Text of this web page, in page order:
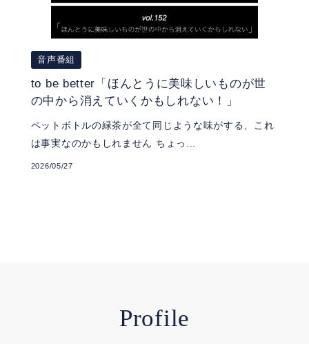
音声番組
to be better「ほんとうに美味しいものが世
の中から消えていくかもしれない！」
ペットボトルの緑茶が全て同じような味がする、これ
は事実なのかもしれません ちょっ...
2026/05/27
Profile